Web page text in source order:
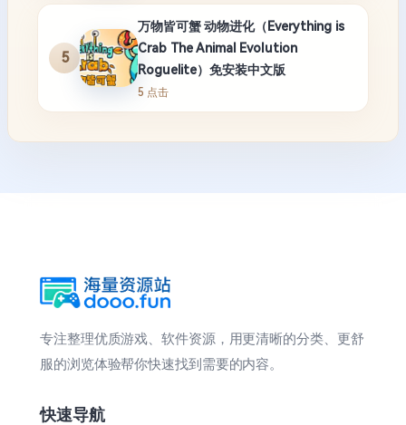
5
万物皆可蟹 动物进化（Everything is
Crab The Animal Evolution
Roguelite）免安装中文版
5 点击
专注整理优质游戏、软件资源，用更清晰的分类、更舒
服的浏览体验帮你快速找到需要的内容。
快速导航